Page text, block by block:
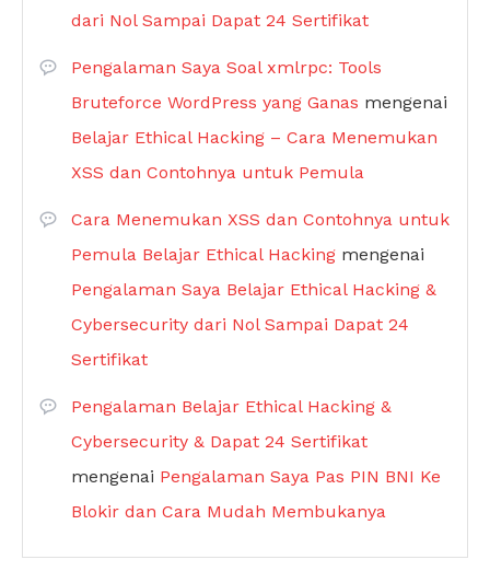
dari Nol Sampai Dapat 24 Sertifikat
Pengalaman Saya Soal xmlrpc: Tools
Bruteforce WordPress yang Ganas mengenai
Belajar Ethical Hacking – Cara Menemukan
XSS dan Contohnya untuk Pemula
Cara Menemukan XSS dan Contohnya untuk
Pemula Belajar Ethical Hacking mengenai
Pengalaman Saya Belajar Ethical Hacking &
Cybersecurity dari Nol Sampai Dapat 24
Sertifikat
Pengalaman Belajar Ethical Hacking &
Cybersecurity & Dapat 24 Sertifikat
mengenai Pengalaman Saya Pas PIN BNI Ke
Blokir dan Cara Mudah Membukanya